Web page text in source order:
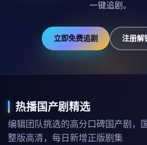
一键追剧。
立即免费追剧 注册解
热播国产剧精选
编辑团队挑选的高分口碑国产剧，
整版高清，每日新增正版剧集